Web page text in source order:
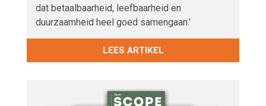
dat betaalbaarheid, leefbaarheid en
duurzaamheid heel goed samengaan.’
LEES ARTIKEL